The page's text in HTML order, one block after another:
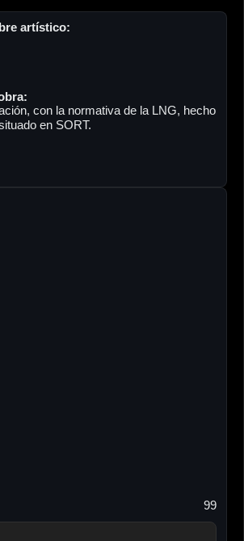
artístico:
con la normativa de la LNG, hecho
en SORT.
99